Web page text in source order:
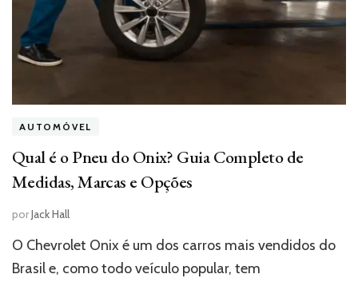
AUTOMÓVEL
Qual é o Pneu do Onix? Guia Completo de
Medidas, Marcas e Opções
porJack Hall
O Chevrolet Onix é um dos carros mais vendidos do
Brasil e, como todo veículo popular, tem